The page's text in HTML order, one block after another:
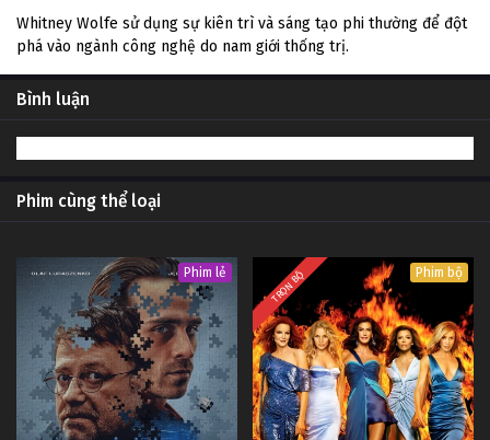
Whitney Wolfe sử dụng sự kiên trì và sáng tạo phi thường để đột
phá vào ngành công nghệ do nam giới thống trị.
Bình luận
Phim cùng thể loại
Phim lẻ TRỌN BỘ Phim bộ